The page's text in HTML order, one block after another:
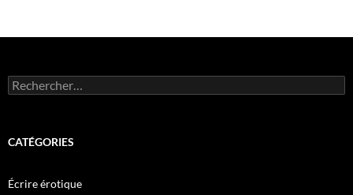
Rechercher :
CATÉGORIES
Écrire érotique